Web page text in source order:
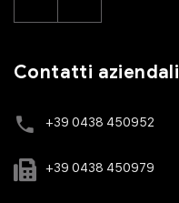
Contatti aziendali
+39 0438 450952
+39 0438 450979